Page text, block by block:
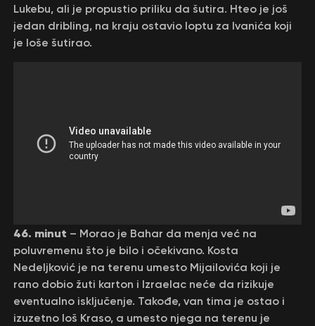
Lukebu, ali je propustio priliku da šutira. Hteo je još
jedan dribling, na kraju ostavio loptu za Ivanića koji
je loše šutirao.
46. minut – Morao je Bahar da menja već na
poluvremenu što je bilo i očekivano. Kosta
Nedeljković je na terenu umesto Mijailovića koji je
rano dobio žuti karton i Izraelac neće da rizikuje
eventualno isključenje. Takođe, van tima je ostao i
izuzetno loš Kraso, a umesto njega na terenu je